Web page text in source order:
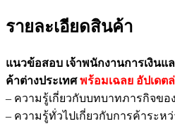
รายละเอียดสินค้า
แนวข้อสอบ เจ้าพนักงานการเงิน
ค้าต่างประเทศพร้อมเฉลย อัปเดต
– ความรู้เกี่ยวกับบทบาทภารกิจขอ
– ความรู้ทั่วไปเกี่ยวกับการค้าระหว่